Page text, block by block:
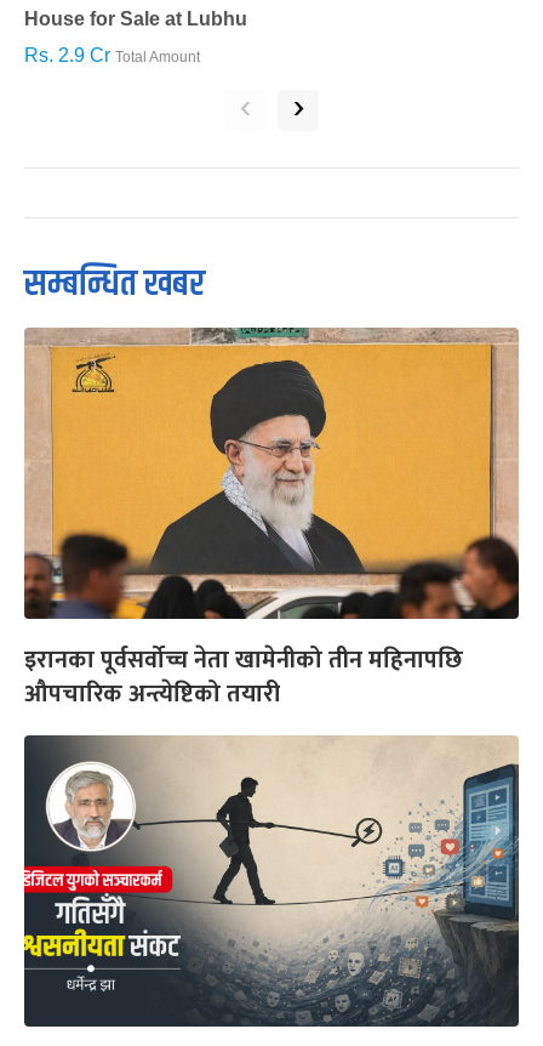
House for Sale at Lubhu
Rs. 2.9 Cr Total Amount
‹ ›
सम्बन्धित खबर
इरानका पूर्वसर्वोच्च नेता खामेनीको तीन महिनापछि
औपचारिक अन्त्येष्टिको तयारी